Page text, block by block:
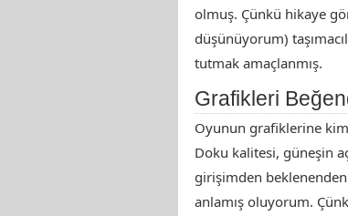
olmuş. Çünkü hikaye
düşünüyorum)
tutmak amaçlanmış.
Grafikleri
Oyunun grafiklerine
Doku kalitesi, güneşin
girişimden
anlamış oluyorum.